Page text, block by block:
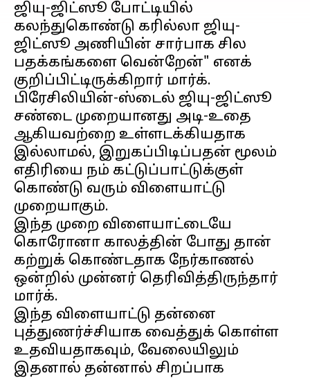
ஜியு-ஜிட்ஸூ போட்டியில்
கலந்துகொண்டு கரில்லா ஜியு-
ஜிட்ஸூ அணியின் சார்பாக சில
பதக்கங்களை வென்றேன்" எனக்
குறிப்பிட்டிருக்கிறார் மார்க்.
பிரேசிலியின்-ஸ்டைல் ஜியு-ஜிட்ஸூ
சண்டை முறையானது அடி-உதை
ஆகியவற்றை உள்ளடக்கியதாக
இல்லாமல், இறுகப்பிடிப்பதன் மூலம்
எதிரியை நம் கட்டுப்பாட்டுக்குள்
கொண்டு வரும் விளையாட்டு
முறையாகும்.
இந்த முறை விளையாட்டையே
கொரோனா காலத்தின் போது தான்
கற்றுக் கொண்டதாக நேர்காணல்
ஒன்றில் முன்னர் தெரிவித்திருந்தார்
மார்க்.
இந்த விளையாட்டு தன்னை
புத்துணர்ச்சியாக வைத்துக் கொள்ள
உதவியதாகவும், வேலையிலும்
இதனால் தன்னால் சிறப்பாக